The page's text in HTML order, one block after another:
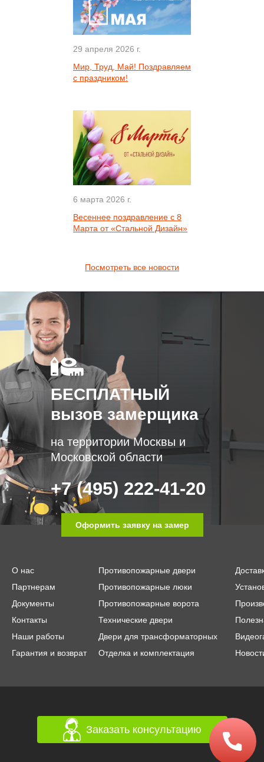
29 апреля 2026 г.
Мир, Труд, Май! Поздравляем
с праздником!
6 марта 2026 г.
Весеннее поздравление с 8
Марта от «Стальной Дизайн»
Посмотреть все новости
БЕСПЛАТНЫЙ
вызов замерщика
на территории Москвы и
Московской области
+7 (495) 222-41-20
Оформить заявку на замер
О нас
Партнерам
Документы
Контакты
Наши работы
Гарантия и возврат
Противопожарные двери
Противопожарные люки
Противопожарные ворота
Технические двери
Двери для трансформаторных
Отделка и комплектация
Заказать консультацию